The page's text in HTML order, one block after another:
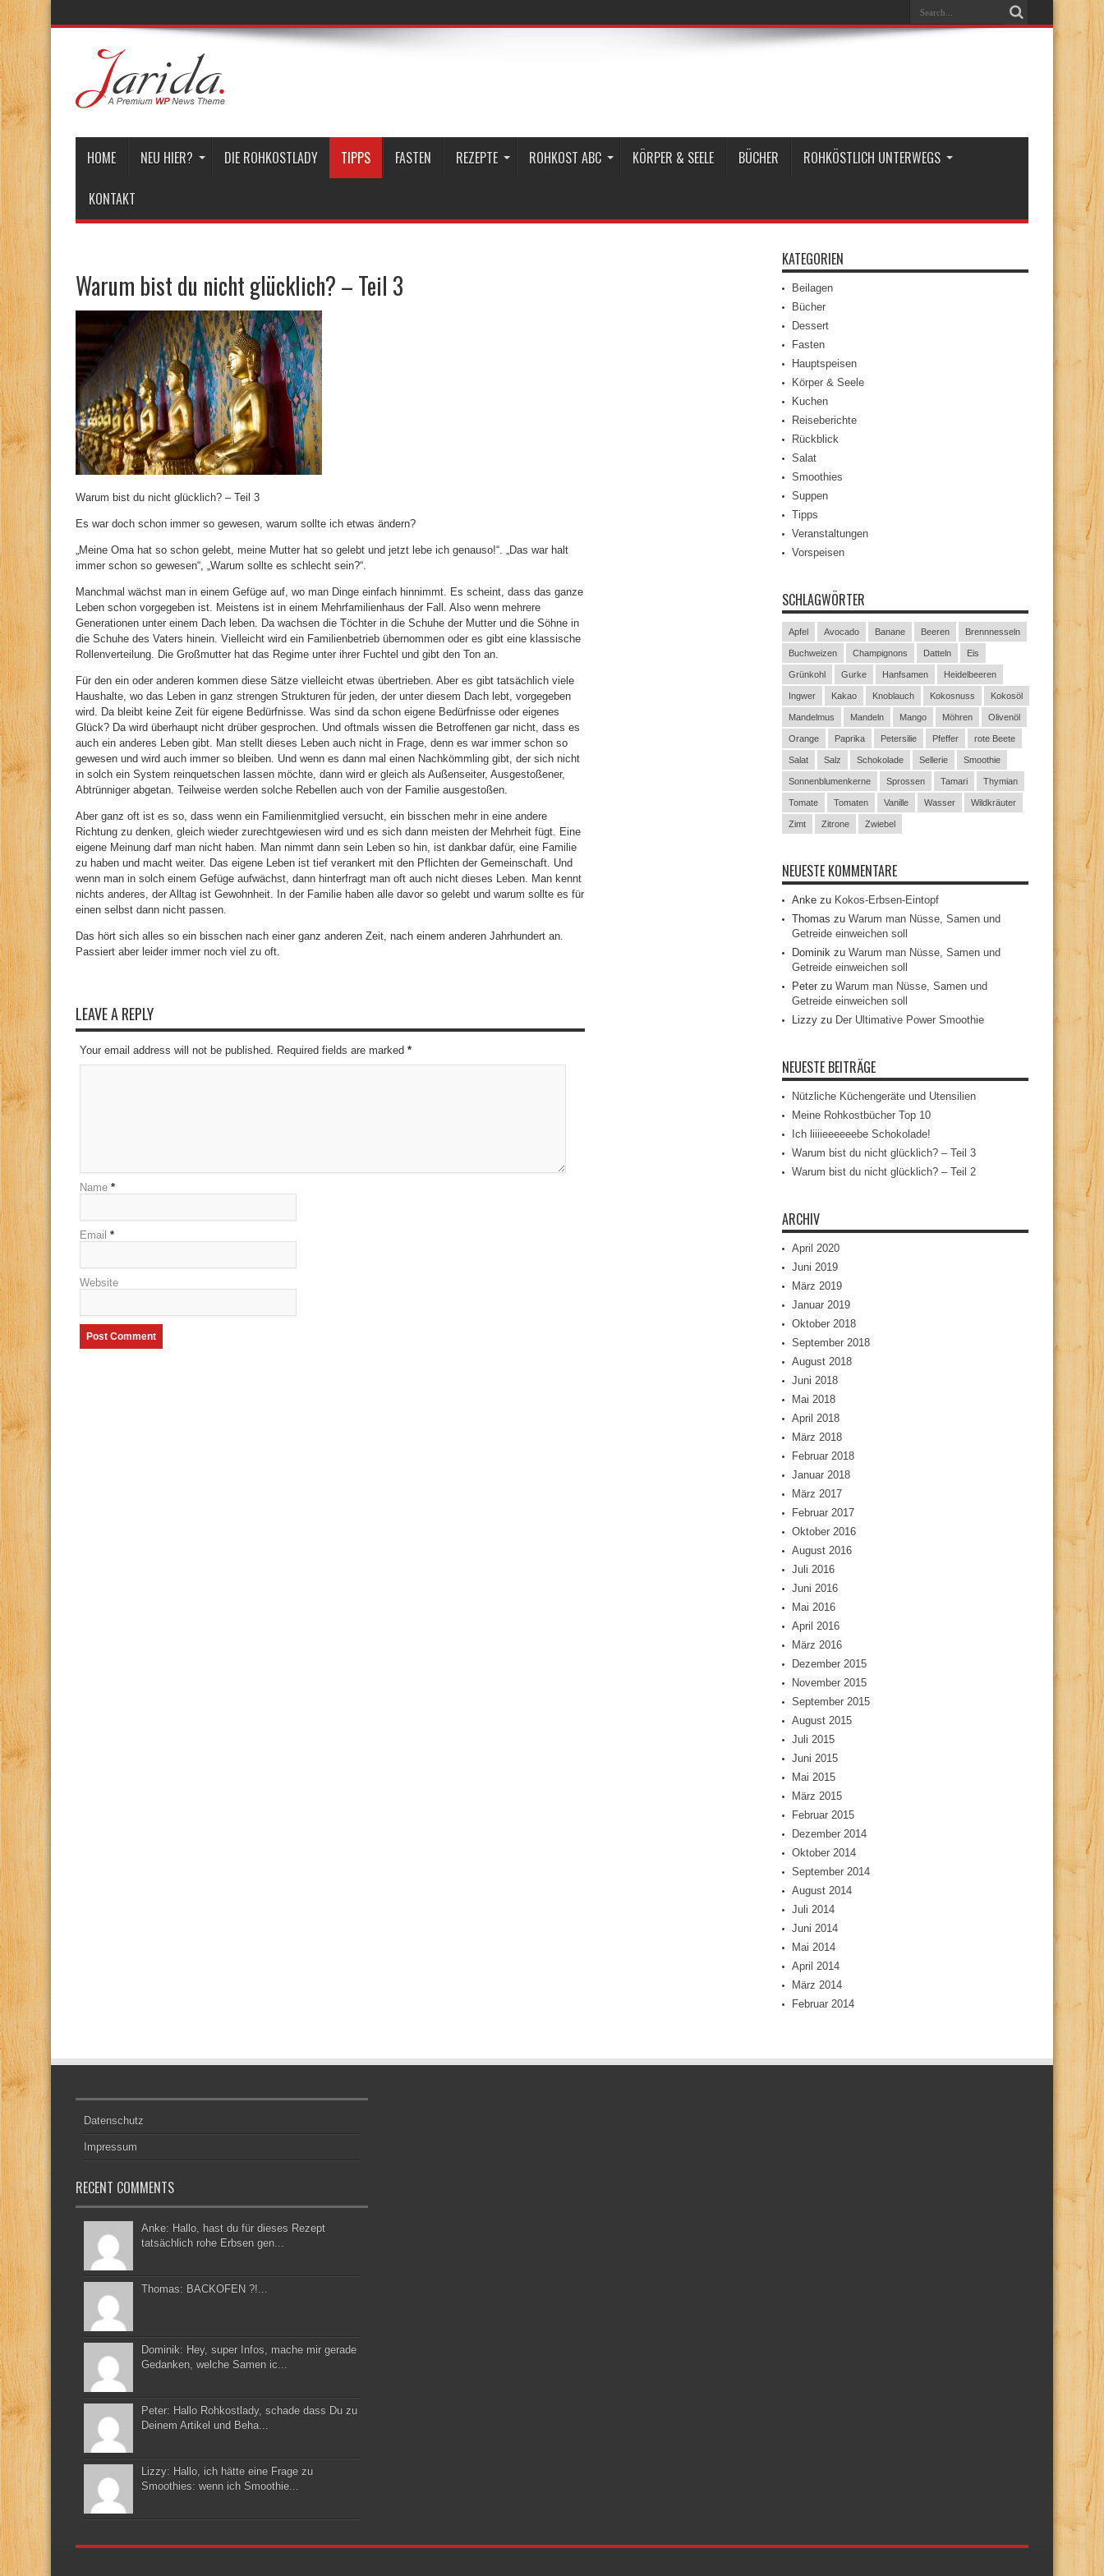
HOME NEU HIER? DIE ROHKOSTLADY TIPPS FASTEN REZEPTE ROHKOST ABC KÖRPER & SEELE BÜCHER ROHKÖSTLICH UNTERWEGS
KONTAKT
Warum bist du nicht glücklich? – Teil 3
Warum bist du nicht glücklich? – Teil 3
Es war doch schon immer so gewesen, warum sollte ich etwas ändern?
„Meine Oma hat so schon gelebt, meine Mutter hat so gelebt und jetzt lebe ich genauso!“. „Das war halt
immer schon so gewesen“, „Warum sollte es schlecht sein?“.
Manchmal wächst man in einem Gefüge auf, wo man Dinge einfach hinnimmt. Es scheint, dass das ganze
Leben schon vorgegeben ist. Meistens ist in einem Mehrfamilienhaus der Fall. Also wenn mehrere
Generationen unter einem Dach leben. Da wachsen die Töchter in die Schuhe der Mutter und die Söhne in
die Schuhe des Vaters hinein. Vielleicht wird ein Familienbetrieb übernommen oder es gibt eine klassische
Rollenverteilung. Die Großmutter hat das Regime unter ihrer Fuchtel und gibt den Ton an.
Für den ein oder anderen kommen diese Sätze vielleicht etwas übertrieben. Aber es gibt tatsächlich viele
Haushalte, wo das Leben in ganz strengen Strukturen für jeden, der unter diesem Dach lebt, vorgegeben
wird. Da bleibt keine Zeit für eigene Bedürfnisse. Was sind da schon eigene Bedürfnisse oder eigenes
Glück? Da wird überhaupt nicht drüber gesprochen. Und oftmals wissen die Betroffenen gar nicht, dass es
auch ein anderes Leben gibt. Man stellt dieses Leben auch nicht in Frage, denn es war immer schon so
gewesen und wird auch immer so bleiben. Und wenn es dann mal einen Nachkömmling gibt, der sich nicht
in solch ein System reinquetschen lassen möchte, dann wird er gleich als Außenseiter, Ausgestoßener,
Abtrünniger abgetan. Teilweise werden solche Rebellen auch von der Familie ausgestoßen.
Aber ganz oft ist es so, dass wenn ein Familienmitglied versucht, ein bisschen mehr in eine andere
Richtung zu denken, gleich wieder zurechtgewiesen wird und es sich dann meisten der Mehrheit fügt. Eine
eigene Meinung darf man nicht haben. Man nimmt dann sein Leben so hin, ist dankbar dafür, eine Familie
zu haben und macht weiter. Das eigene Leben ist tief verankert mit den Pflichten der Gemeinschaft. Und
wenn man in solch einem Gefüge aufwächst, dann hinterfragt man oft auch nicht dieses Leben. Man kennt
nichts anderes, der Alltag ist Gewohnheit. In der Familie haben alle davor so gelebt und warum sollte es für
einen selbst dann nicht passen.
Das hört sich alles so ein bisschen nach einer ganz anderen Zeit, nach einem anderen Jahrhundert an.
Passiert aber leider immer noch viel zu oft.
LEAVE A REPLY
Your email address will not be published. Required fields are marked *
Name *
Email *
Website
KATEGORIEN
Beilagen
Bücher
Dessert
Fasten
Hauptspeisen
Körper & Seele
Kuchen
Reiseberichte
Rückblick
Salat
Smoothies
Suppen
Tipps
Veranstaltungen
Vorspeisen
SCHLAGWÖRTER
Apfel Avocado Banane Beeren Brennnesseln
Buchweizen Champignons Datteln Eis
Grünkohl Gurke Hanfsamen Heidelbeeren
Ingwer Kakao Knoblauch Kokosnuss Kokosöl
Mandelmus Mandeln Mango Möhren Olivenöl
Orange Paprika Petersilie Pfeffer rote Beete
Salat Salz Schokolade Sellerie Smoothie
Sonnenblumenkerne Sprossen Tamari Thymian
Tomate Tomaten Vanille Wasser Wildkräuter
Zimt Zitrone Zwiebel
NEUESTE KOMMENTARE
Anke zu Kokos-Erbsen-Eintopf
Thomas zu Warum man Nüsse, Samen und
Getreide einweichen soll
Dominik zu Warum man Nüsse, Samen und
Getreide einweichen soll
Peter zu Warum man Nüsse, Samen und
Getreide einweichen soll
Lizzy zu Der Ultimative Power Smoothie
NEUESTE BEITRÄGE
Nützliche Küchengeräte und Utensilien
Meine Rohkostbücher Top 10
Ich liiiieeeeeebe Schokolade!
Warum bist du nicht glücklich? – Teil 3
Warum bist du nicht glücklich? – Teil 2
ARCHIV
April 2020
Juni 2019
März 2019
Januar 2019
Oktober 2018
September 2018
August 2018
Juni 2018
Mai 2018
April 2018
März 2018
Februar 2018
Januar 2018
März 2017
Februar 2017
Oktober 2016
August 2016
Juli 2016
Juni 2016
Mai 2016
April 2016
März 2016
Dezember 2015
November 2015
September 2015
August 2015
Juli 2015
Juni 2015
Mai 2015
März 2015
Februar 2015
Dezember 2014
Oktober 2014
September 2014
August 2014
Juli 2014
Juni 2014
Mai 2014
April 2014
März 2014
Februar 2014
Datenschutz
Impressum
RECENT COMMENTS
Anke: Hallo, hast du für dieses Rezept
tatsächlich rohe Erbsen gen...
Thomas: BACKOFEN ?!...
Dominik: Hey, super Infos, mache mir gerade
Gedanken, welche Samen ic...
Peter: Hallo Rohkostlady, schade dass Du zu
Deinem Artikel und Beha...
Lizzy: Hallo, ich hätte eine Frage zu
Smoothies: wenn ich Smoothie...